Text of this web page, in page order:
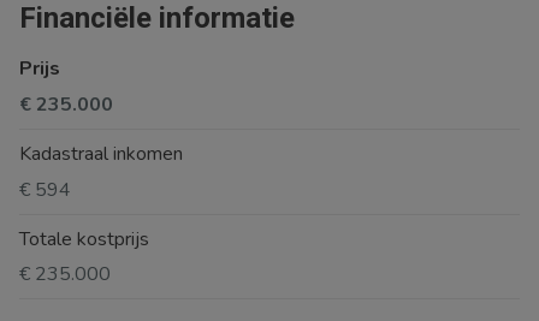
Financiële informatie
Prijs
€ 235.000
Kadastraal inkomen
€ 594
Totale kostprijs
€ 235.000